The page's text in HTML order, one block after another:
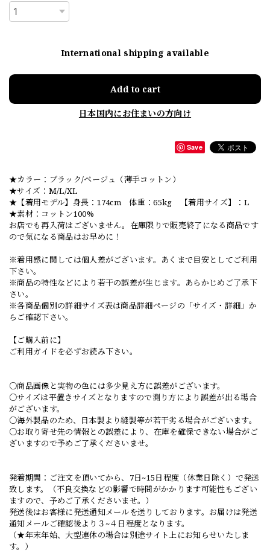
International shipping available
Add to cart
日本国内にお住まいの方向け
Save
★カラー：ブラック/ベージュ（薄手コットン）
★サイズ：M/L/XL
★【着用モデル】身長：174cm 体重：65kg 【着用サイズ】：L
★素材：コットン100%
お店でも再入荷はございません。在庫限りで販売終了になる商品です
ので気になる商品はお早めに！
※着用感に関しては個人差がございます。あくまで目安としてご利用
下さい。
※商品の特性などにより若干の誤差が生じます。あらかじめご了承下
さい。
※各商品個別の詳細サイズ表は商品詳細ページの「サイズ・詳細」か
らご確認下さい。
【ご購入前に】
ご利用ガイドを必ずお読み下さい。
○商品画像と実物の色には多少見え方に誤差がございます。
○サイズは平置きサイズとなりますので測り方により誤差が出る場合
がございます。
○海外製品のため、日本製より縫製等が若干劣る場合がございます。
○お取り寄せ先の情報との誤差により、在庫を確保できない場合がご
ざいますので予めご了承くださいませ。
発着期間：ご注文を頂いてから、7日~15日程度（休業日除く）で発送
致します。（不良交換などの影響で時間がかかります可能性もござい
ますので、予めご了承くださいませ。）
発送後はお客様に発送通知メールを送りしております。お届けは発送
通知メールご確認後より３~４日程度となります。
（★年末年始、大型連休の場合は別途サイト上にお知らせいたしま
す。）